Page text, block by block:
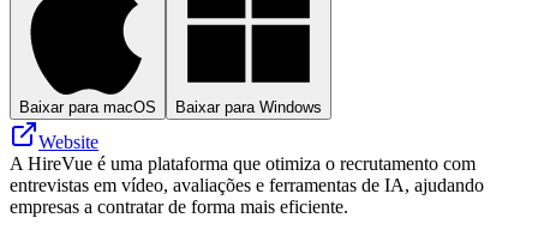
Baixar para macOS Baixar para Windows
Website
A HireVue é uma plataforma que otimiza o recrutamento com
entrevistas em vídeo, avaliações e ferramentas de IA, ajudando
empresas a contratar de forma mais eficiente.